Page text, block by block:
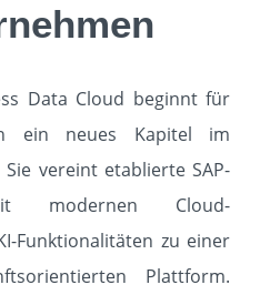
Data Cloud beginnt für
ein neues Kapitel im
vereint etablierte SAP-
modernen Cloud-
Funktionalitäten zu einer
Plattform.